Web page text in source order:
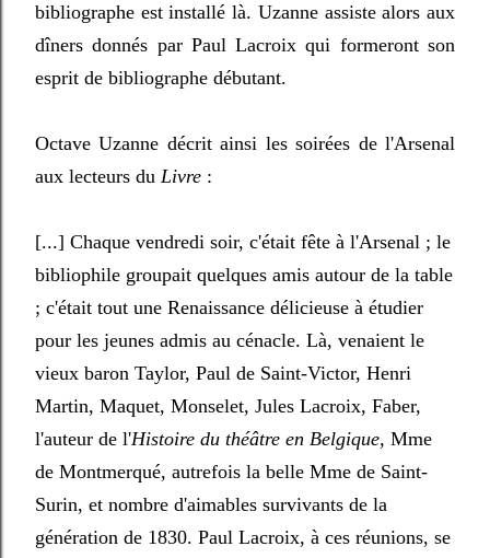
bibliographe est installé là. Uzanne assiste alors aux
dîners donnés par Paul Lacroix qui formeront son
esprit de bibliographe débutant.
Octave Uzanne décrit ainsi les soirées de l'Arsenal
aux lecteurs du Livre :
[...] Chaque vendredi soir, c'était fête à l'Arsenal ; le
bibliophile groupait quelques amis autour de la table
; c'était tout une Renaissance délicieuse à étudier
pour les jeunes admis au cénacle. Là, venaient le
vieux baron Taylor, Paul de Saint-Victor, Henri
Martin, Maquet, Monselet, Jules Lacroix, Faber,
l'auteur de l'Histoire du théâtre en Belgique, Mme
de Montmerqué, autrefois la belle Mme de Saint-
Surin, et nombre d'aimables survivants de la
génération de 1830. Paul Lacroix, à ces réunions, se